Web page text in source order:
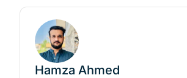
Hamza Ahmed